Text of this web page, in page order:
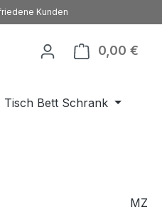
Kunden
0,00 €
Tisch Bett Schrank
MZ